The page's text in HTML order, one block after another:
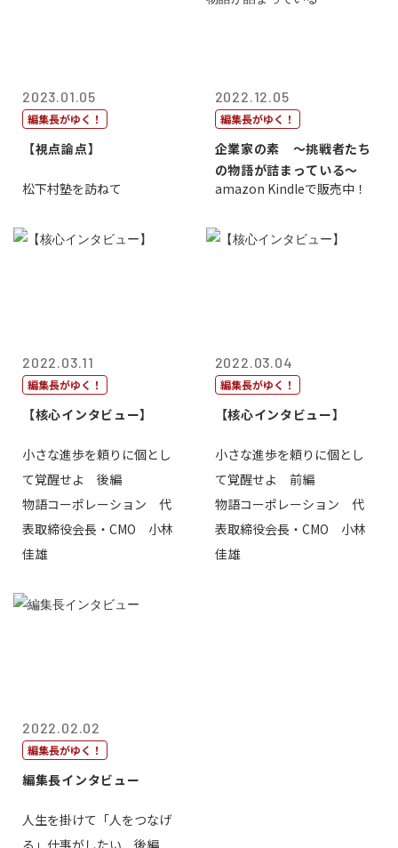
2023.01.05
編集長がゆく！
【視点論点】
松下村塾を訪ねて
2022.12.05
編集長がゆく！
企業家の素 〜挑戦者たち
の物語が詰まっている〜
amazon Kindleで販売中！
2022.03.11
編集長がゆく！
【核心インタビュー】
小さな進歩を頼りに個とし
て覚醒せよ 後編
物語コーポレーション 代
表取締役会長・CMO 小林
佳雄
2022.03.04
編集長がゆく！
【核心インタビュー】
小さな進歩を頼りに個とし
て覚醒せよ 前編
物語コーポレーション 代
表取締役会長・CMO 小林
佳雄
2022.02.02
編集長がゆく！
編集長インタビュー
人生を掛けて「人をつなげ
る」仕事がしたい 後編